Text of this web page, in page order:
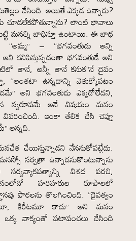
చేసింది. అయితే ఎక్కడ ఉన్నాడు?
చూడలేకపోతున్నాను? లాంటి భావాలు
మనల్ని బాధిస్తూ ఉంటాయి. ఈ బాధ
“అమ్మ” – “భగవంతుడు అన్ని
కనిపిస్తున్నదంతా భగవంతుడే అని
తానే, అన్నీ తానే కనుక”నే దైవం
“అంతటా ఉన్నదాన్ని వెతుక్కోవటం
అని భగవంతుడు ఎక్కడోలేడని,
స్వరూపమే అనే విషయం మనం
ఇంకా తేలిక చేసి చెప్తూ
అన్నది.
చేయిస్తున్నాడని నేననుకోవట్లేదు.
సర్వత్రా ఉన్నాడనుకొంటున్నాను
విశద పరచి,
హరిహరుల రూపాలలో
పొరలను తొలగించింది. “దైవత్వం
కిరీటమూ కాదు” అని మనం
ఒక్క వాక్యంతో పటాపంచలు చేసింది